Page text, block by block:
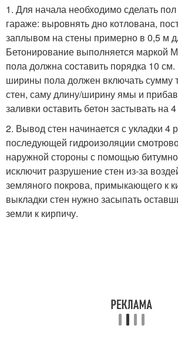
1. Для начала необходимо сделать
гараже: выровнять дно котлована,
заплывом на стены примерно в 0,5 м
Бетонирование выполняется маркой
пола должна составить порядка 10
ширины пола должен включать сумму
стен, саму длину/ширину ямы и
заливки оставить бетон застывать на
2. Вывод стен начинается с укладки 4
последующей гидроизоляции
наружной стороны с помощью
исключит разрушение стен из-за
земляного покрова, примыкающего к
выкладки стен нужно засыпать
земли к кирпичу.